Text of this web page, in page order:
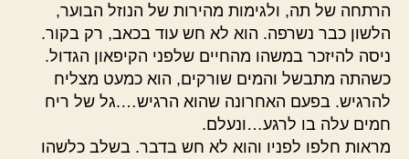
הרתחה של תה, ולגימות מהירות של הנוזל הבוער,
הלשון כבר נשרפה. הוא לא חש עוד בכאב, רק בקור.
ניסה להיזכר במשהו מהחיים שלפני הקיפאון הגדול.
כשהתה מתבשל והמים שורקים, הוא כמעט מצליח
להרגיש. בפעם האחרונה שהוא הרגיש….גל של ריח
חמים עלה בו לרגע…ונעלם.
מראות חלפו לפניו והוא לא חש בדבר. בשלב כלשהו